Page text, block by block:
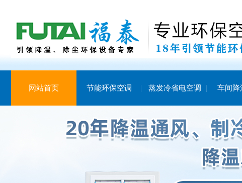
网站首页 节能环保空调 蒸发冷省电空调 车间降